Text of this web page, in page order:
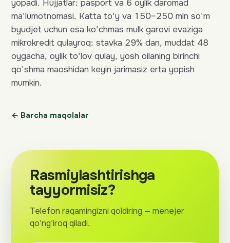
yopadi. Hujjatlar: pasport va 6 oylik daromad
ma'lumotnomasi. Katta to'y va 150–250 mln so'm
byudjet uchun esa ko'chmas mulk garovi evaziga
mikrokredit qulayroq: stavka 29% dan, muddat 48
oygacha, oylik to'lov qulay, yosh oilaning birinchi
qo'shma maoshidan keyin jarimasiz erta yopish
mumkin.
← Barcha maqolalar
Rasmiylashtirishga
tayyormisiz?
Telefon raqamingizni qoldiring — menejer
qo'ng'iroq qiladi.